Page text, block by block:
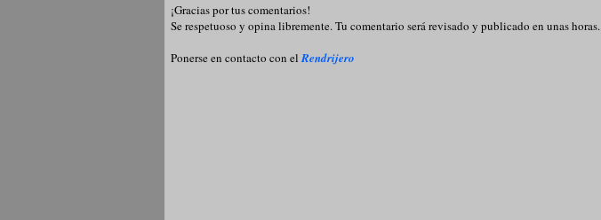
¡Gracias por tus comentarios!
Se respetuoso y opina libremente. Tu comentario será revisado y publicado en unas horas.
Ponerse en contacto con elRendrijero